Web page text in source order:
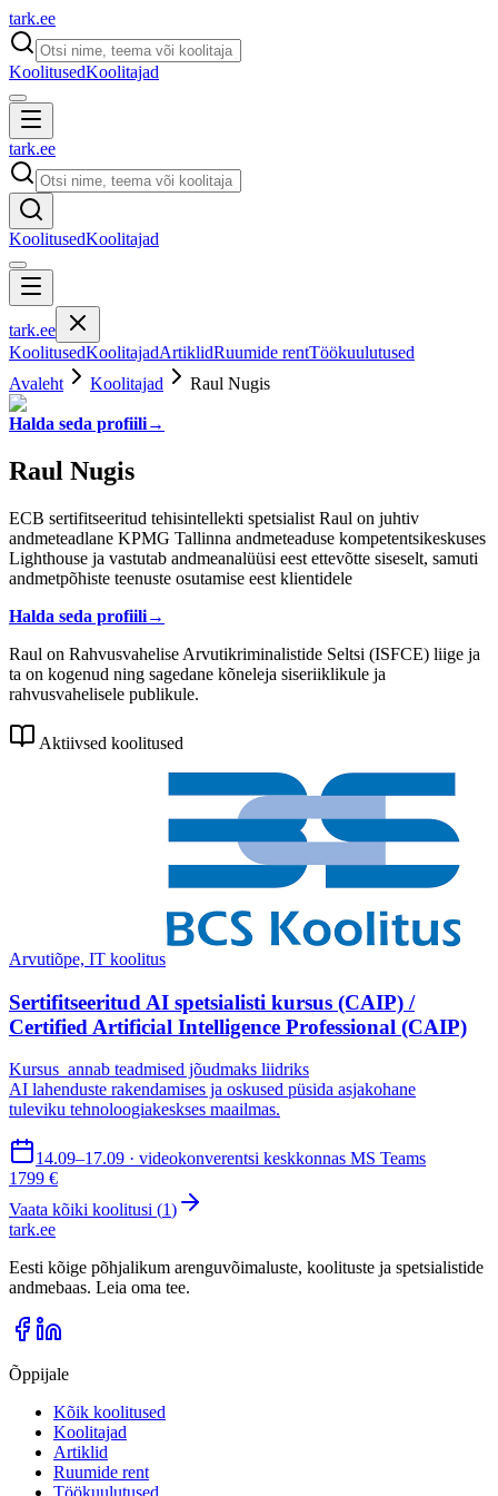
tark.ee
KoolitusedKoolitajad
tark.ee
KoolitusedKoolitajad
tark.ee
KoolitusedKoolitajadArtiklidRuumide rentTöökuulutused
Avaleht
Koolitajad Raul Nugis
Halda seda profiili→
Raul Nugis
ECB sertifitseeritud tehisintellekti spetsialist Raul on juhtiv
andmeteadlane KPMG Tallinna andmeteaduse kompetentsikeskuses
Lighthouse ja vastutab andmeanalüüsi eest ettevõtte siseselt, samuti
andmetpõhiste teenuste osutamise eest klientidele
Halda seda profiili→
Raul on Rahvusvahelise Arvutikriminalistide Seltsi (ISFCE) liige ja
ta on kogenud ning sagedane kõneleja siseriiklikule ja
rahvusvahelisele publikule.
Aktiivsed koolitused
Arvutiõpe, IT koolitus
Sertifitseeritud AI spetsialisti kursus (CAIP) /
Certified Artificial Intelligence Professional (CAIP)
Kursus annab teadmised jõudmaks liidriks
AI lahenduste rakendamises ja oskused püsida asjakohane
tuleviku tehnoloogiakeskses maailmas.
14.09–17.09 · videokonverentsi keskkonnas MS Teams
1799 €
Vaata kõiki koolitusi (1)
tark.ee
Eesti kõige põhjalikum arenguvõimaluste, koolituste ja spetsialistide
andmebaas. Leia oma tee.
Õppijale
Kõik koolitused
Koolitajad
Artiklid
Ruumide rent